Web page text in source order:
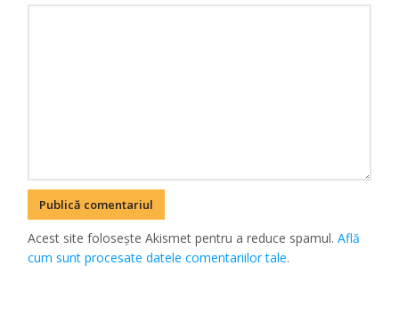
Acest site folosește Akismet pentru a reduce spamul.Află
cum sunt procesate datele comentariilor tale.